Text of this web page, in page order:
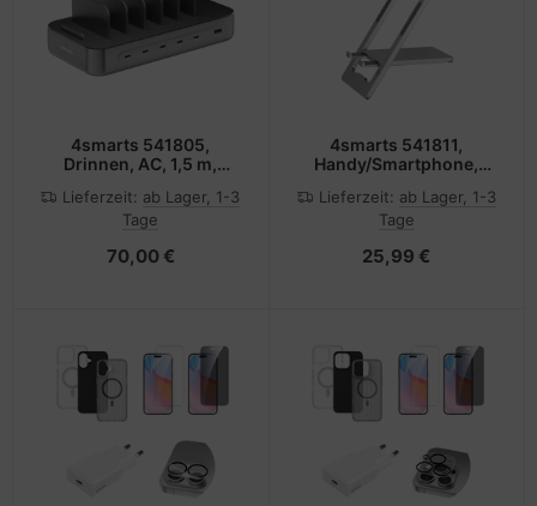
4smarts 541805,
Drinnen, AC, 1,5 m,
Lieferzeit: ab Lager, 1-3
Tage
70,00 €
4smarts 541811,
Handy/Smartphone,
Tisch/Bank, Silber
Lieferzeit: ab Lager, 1-3
Tage
25,99 €